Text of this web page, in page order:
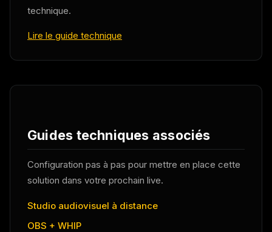
technique.
Lire le guide technique
Guides techniques associés
Configuration pas à pas pour mettre en place cette
solution dans votre prochain live.
Studio audiovisuel à distance
OBS + WHIP